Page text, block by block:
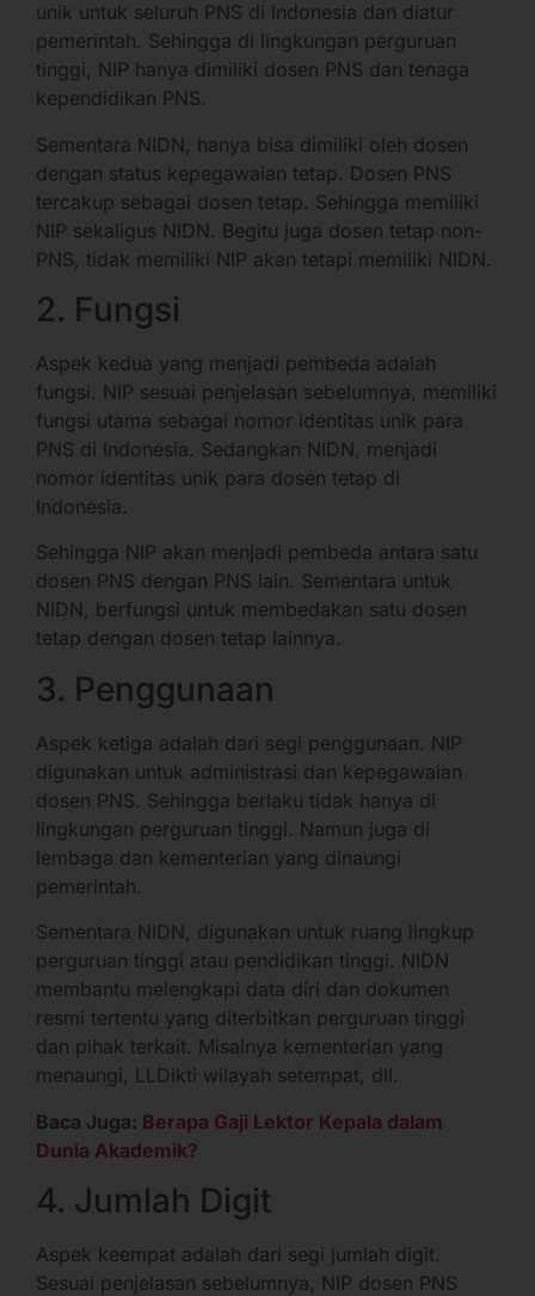
unik untuk seluruh PNS di Indonesia dan diatur
pemerintah. Sehingga di lingkungan perguruan
tinggi, NIP hanya dimiliki dosen PNS dan tenaga
kependidikan PNS.
Sementara NIDN, hanya bisa dimiliki oleh dosen
dengan status kepegawaian tetap. Dosen PNS
tercakup sebagai dosen tetap. Sehingga memiliki
NIP sekaligus NIDN. Begitu juga dosen tetap non-
PNS, tidak memiliki NIP akan tetapi memiliki NIDN.
2. Fungsi
Aspek kedua yang menjadi pembeda adalah
fungsi. NIP sesuai penjelasan sebelumnya, memiliki
fungsi utama sebagai nomor identitas unik para
PNS di Indonesia. Sedangkan NIDN, menjadi
nomor identitas unik para dosen tetap di
Indonesia.
Sehingga NIP akan menjadi pembeda antara satu
dosen PNS dengan PNS lain. Sementara untuk
NIDN, berfungsi untuk membedakan satu dosen
tetap dengan dosen tetap lainnya.
3. Penggunaan
Aspek ketiga adalah dari segi penggunaan. NIP
digunakan untuk administrasi dan kepegawaian
dosen PNS. Sehingga berlaku tidak hanya di
lingkungan perguruan tinggi. Namun juga di
lembaga dan kementerian yang dinaungi
pemerintah.
Sementara NIDN, digunakan untuk ruang lingkup
perguruan tinggi atau pendidikan tinggi. NIDN
membantu melengkapi data diri dan dokumen
resmi tertentu yang diterbitkan perguruan tinggi
dan pihak terkait. Misalnya kementerian yang
menaungi, LLDikti wilayah setempat, dll.
Baca Juga: Berapa Gaji Lektor Kepala dalam
Dunia Akademik?
4. Jumlah Digit
Aspek keempat adalah dari segi jumlah digit.
Sesuai penjelasan sebelumnya, NIP dosen PNS